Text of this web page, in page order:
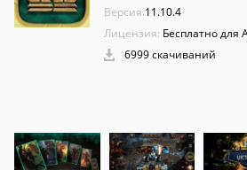
Версия:11.10.4
Лицензия: Бесплатно для
6999 скачиваний